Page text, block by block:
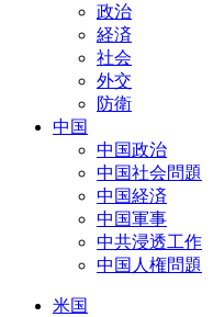
政治
経済
社会
外交
防衛
中国
中国政治
中国社会問題
中国経済
中国軍事
中共浸透工作
中国人権問題
米国